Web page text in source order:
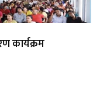
कार्यक्रम